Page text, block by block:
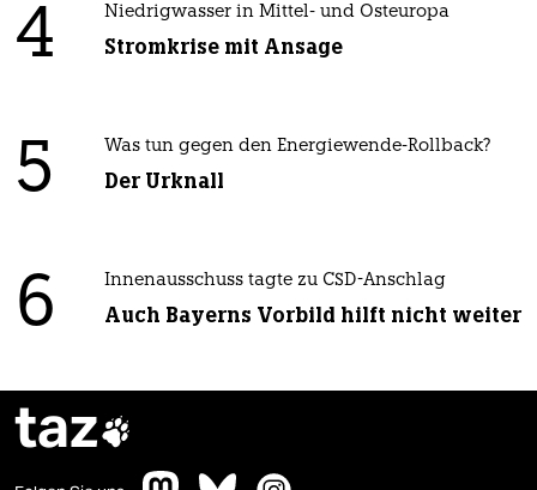
4 Niedrigwasser in Mittel- und Osteuropa
Stromkrise mit Ansage
5 Was tun gegen den Energiewende-Rollback?
Der Urknall
6 Innenausschuss tagte zu CSD-Anschlag
Auch Bayerns Vorbild hilft nicht weiter
taz